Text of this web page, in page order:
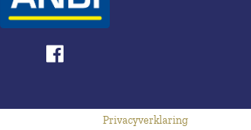
Privacyverklaring